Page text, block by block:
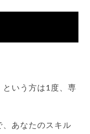
という方は1度、専
あなたのスキル